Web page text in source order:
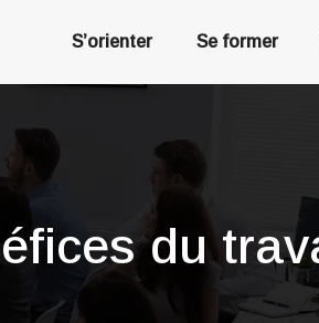
S’orienter Se former
du